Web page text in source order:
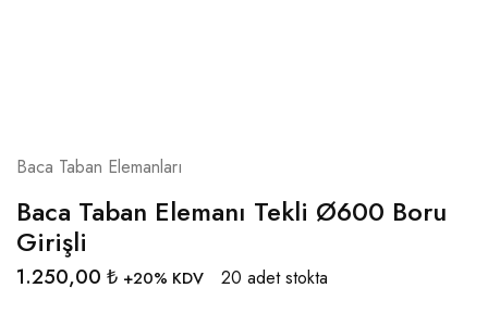
Baca Taban Elemanları
Baca Taban Elemanı Tekli Ø600 Boru
Girişli
1.250,00 ₺ +20% KDV
20 adet stokta